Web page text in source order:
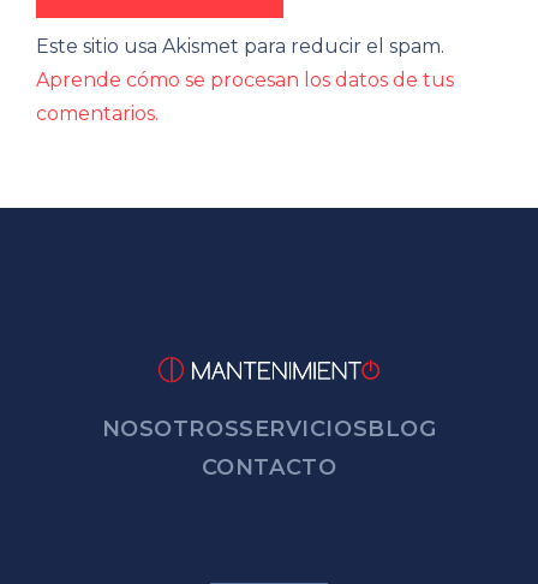
Este sitio usa Akismet para reducir el spam.
Aprende cómo se procesan los datos de tus
comentarios.
NOSOTROSSERVICIOSBLOG
CONTACTO